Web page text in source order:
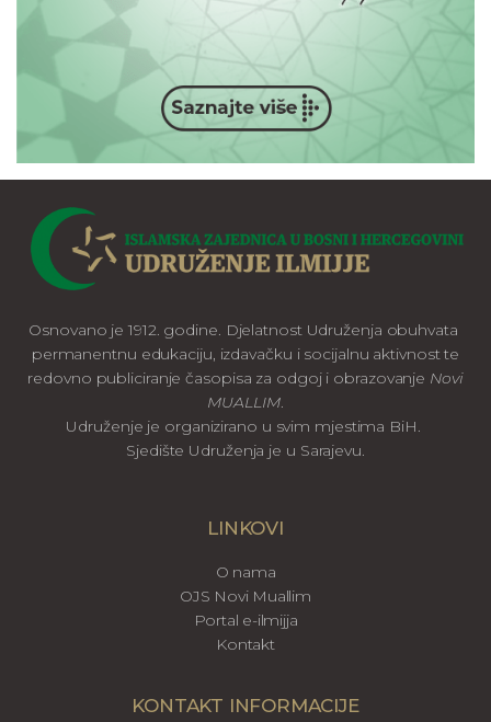
Osnovano je 1912. godine. Djelatnost Udruženja obuhvata
permanentnu edukaciju, izdavačku i socijalnu aktivnost te
redovno publiciranje časopisa za odgoj i obrazovanje Novi
MUALLIM.
Udruženje je organizirano u svim mjestima BiH.
Sjedište Udruženja je u Sarajevu.
LINKOVI
O nama
OJS Novi Muallim
Portal e-ilmijja
Kontakt
KONTAKT INFORMACIJE